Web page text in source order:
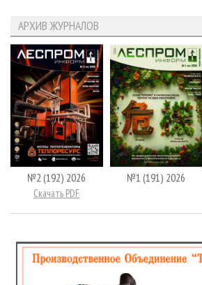
АРХИВ ЖУРНАЛОВ
№2 (192) 2026
Скачать PDF
№1 (191) 2026